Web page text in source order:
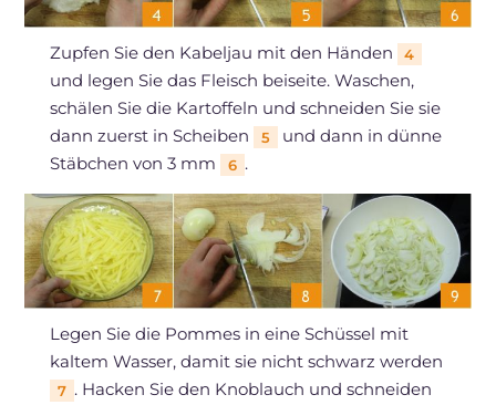
Zupfen Sie den Kabeljau mit den Händen 4
und legen Sie das Fleisch beiseite. Waschen,
schälen Sie die Kartoffeln und schneiden Sie sie
dann zuerst in Scheiben
5
und dann in dünne
Stäbchen von 3 mm
6 .
Legen Sie die Pommes in eine Schüssel mit
kaltem Wasser, damit sie nicht schwarz werden
7 . Hacken Sie den Knoblauch und schneiden